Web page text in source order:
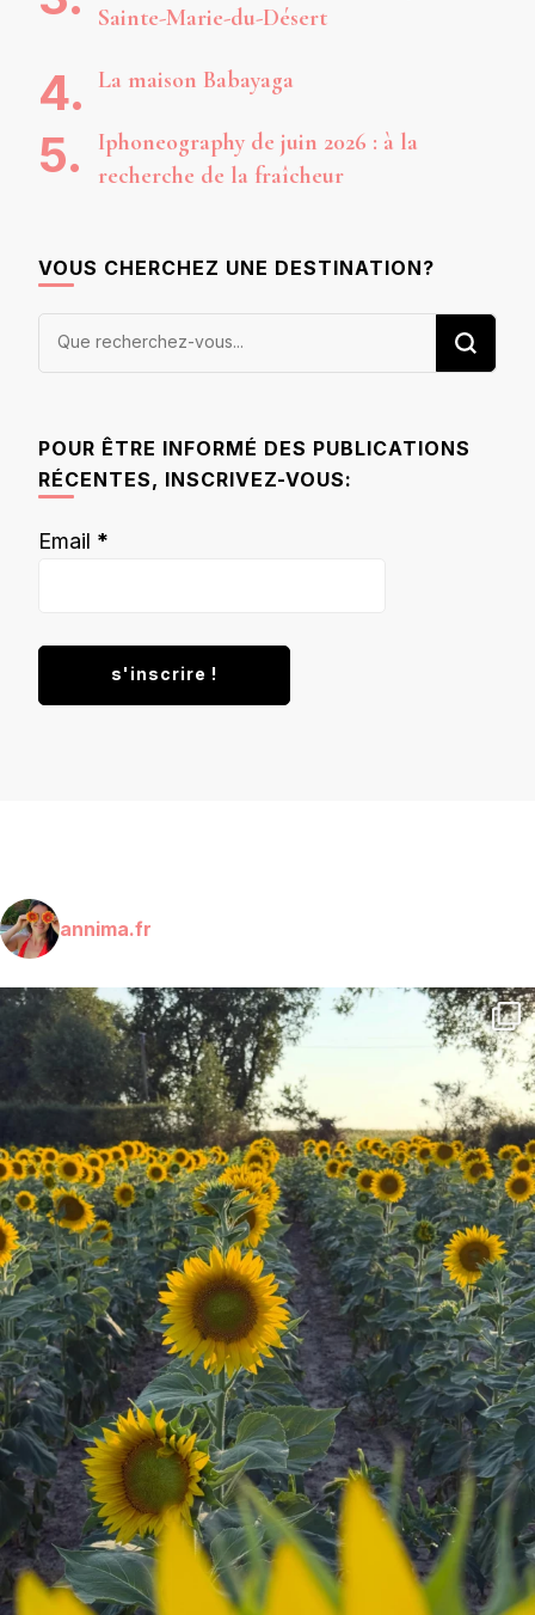
Sainte-Marie-du-Désert
La maison Babayaga
Iphoneography de juin 2026 : à la
recherche de la fraîcheur
VOUS CHERCHEZ UNE DESTINATION?
Vous
POUR ÊTRE INFORMÉ DES PUBLICATIONS
RÉCENTES, INSCRIVEZ-VOUS:
Email *
annima.fr